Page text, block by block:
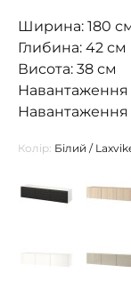
Ширина: 180
Глибина: 42 см
Висота: 38 см
Навантаження
Колір: Білий /